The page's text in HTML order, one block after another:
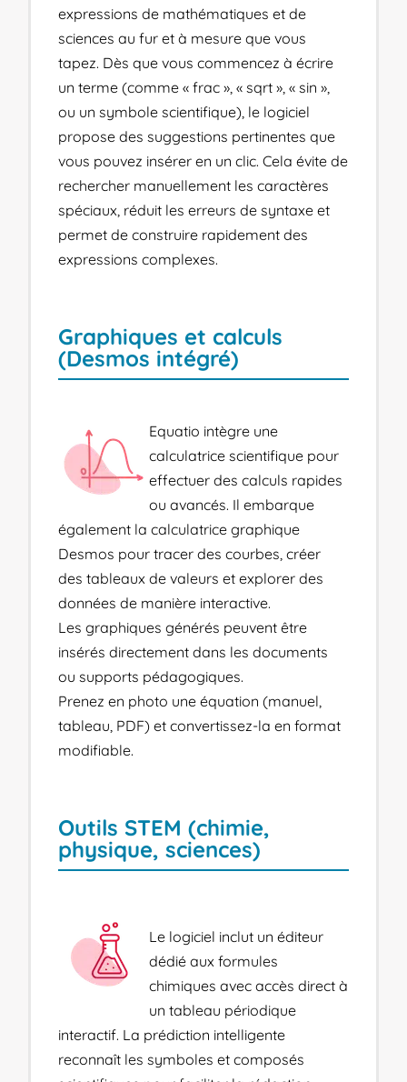
expressions de mathématiques et de
sciences au fur et à mesure que vous
tapez. Dès que vous commencez à écrire
un terme (comme « frac », « sqrt », « sin »,
ou un symbole scientifique), le logiciel
propose des suggestions pertinentes que
vous pouvez insérer en un clic. Cela évite de
rechercher manuellement les caractères
spéciaux, réduit les erreurs de syntaxe et
permet de construire rapidement des
expressions complexes.
Graphiques et calculs
(Desmos intégré)
Equatio intègre une
calculatrice scientifique pour
effectuer des calculs rapides
ou avancés. Il embarque
également la calculatrice graphique
Desmos pour tracer des courbes, créer
des tableaux de valeurs et explorer des
données de manière interactive.
Les graphiques générés peuvent être
insérés directement dans les documents
ou supports pédagogiques.
Prenez en photo une équation (manuel,
tableau, PDF) et convertissez-la en format
modifiable.
Outils STEM (chimie,
physique, sciences)
Le logiciel inclut un éditeur
dédié aux formules
chimiques avec accès direct à
un tableau périodique
interactif. La prédiction intelligente
reconnaît les symboles et composés